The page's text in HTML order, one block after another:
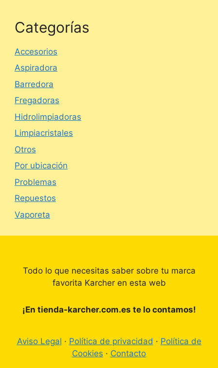
Categorías
Accesorios
Aspiradora
Barredora
Fregadoras
Hidrolimpiadoras
Limpiacristales
Otros
Por ubicación
Problemas
Repuestos
Vaporeta
Todo lo que necesitas saber sobre tu marca
favorita Karcher en esta web
¡En tienda-karcher.com.es te lo contamos!
Aviso Legal · Política de privacidad · Política de
Cookies · Contacto